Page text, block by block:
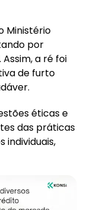
Ministério
por
a ré foi
de furto
éticas e
das práticas
individuais,